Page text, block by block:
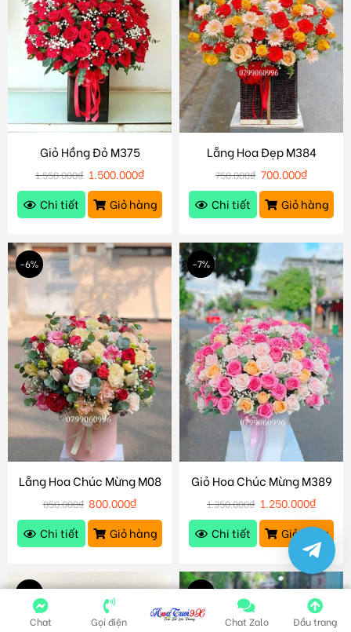
Giỏ Hồng Đỏ M375
1.550.000₫ 1.500.000₫
Chi tiết
Giỏ hàng
Lẵng Hoa Đẹp M384
750.000₫ 700.000₫
Chi tiết
Giỏ hàng
-6%
Lẵng Hoa Chúc Mừng M08
850.000₫ 800.000₫
Chi tiết
Giỏ hàng
-7%
Giỏ Hoa Chúc Mừng M389
1.350.000₫ 1.250.000₫
Chi tiết
Giỏ hàng
-5% -8%
Chat Gọi điện Chat Zalo Đầu trang